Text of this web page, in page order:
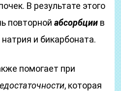
В результате этого
повторнойабсорбции в
и бикарбоната.
помогает при
, которая